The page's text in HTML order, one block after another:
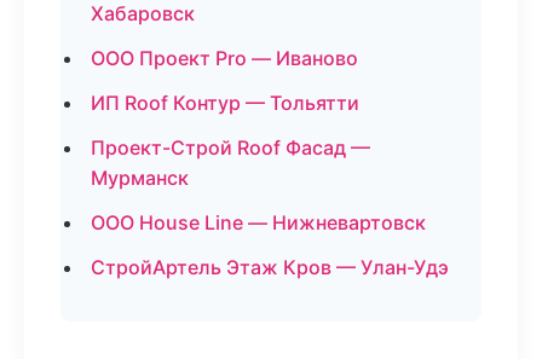
Хабаровск
ООО Проект Pro — Иваново
ИП Roof Контур — Тольятти
Проект-Строй Roof Фасад —
Мурманск
ООО House Line — Нижневартовск
СтройАртель Этаж Кров — Улан-Удэ